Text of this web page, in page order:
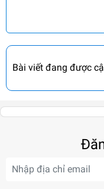
Bài viết đang được